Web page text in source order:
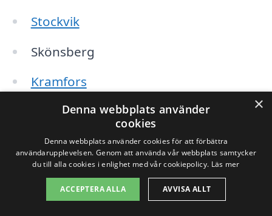
Stockvik
Skönsberg
Kramfors
Liden
Matfors
Genom att fylla i en enkel formulär på vår
plattform, xn--takrengring-pris-swb.se,
×
Denna webbplats använder
cookies
Denna webbplats använder cookies för att förbättra
användarupplevelsen. Genom att använda vår webbplats samtycker
du till alla cookies i enlighet med vår cookiepolicy. Läs mer
ACCEPTERA ALLA AVVISA ALLT